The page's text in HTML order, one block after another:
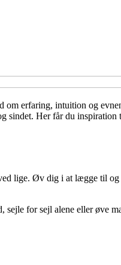
erfaring, intuition og
sindet. Her får du
lige. Øv dig i at lægge til
for sejl alene eller øve